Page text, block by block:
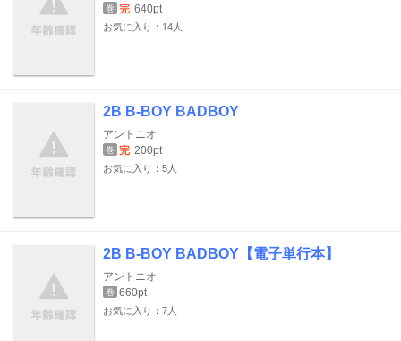
巻 完 640pt
お気に入り：14人
2B B-BOY BADBOY
アントニオ
巻 完 200pt
お気に入り：5人
2B B-BOY BADBOY【電子単行本】
アントニオ
巻 660pt
お気に入り：7人